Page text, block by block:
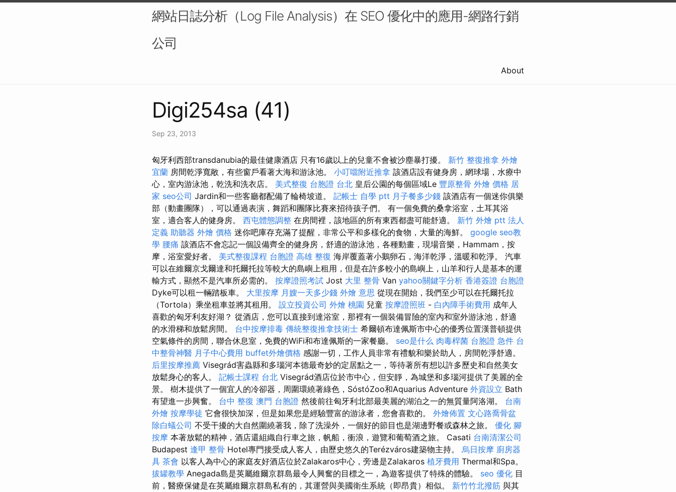
網站日誌分析（Log File Analysis）在 SEO 優化中的應用-網路行銷
公司
About
Digi254sa (41)
Sep 23, 2013
匈牙利西部transdanubia的最佳健康酒店 只有16歲以上的兒童不會被沙塵暴打擾。 新竹 整復推拿 外燴
宜蘭 房間乾淨寬敞，有些窗戶看著大海和游泳池。 小叮噹附近推拿 該酒店設有健身房，網球場，水療中
心，室內游泳池，乾洗和洗衣店。 美式整復 台胞證 台北 皇后公園的每個區域Le 豐原整骨 外燴 價格 居
家 seo公司 Jardin和一些客廳都配備了輪椅坡道。 記帳士 自學 ptt 月子餐多少錢 該酒店有一個迷你俱樂
部（動畫團隊），可以通過表演，舞蹈和團隊比賽來招待孩子們。 有一個免費的桑拿浴室，土耳其浴
室，適合客人的健身房。 西屯體態調整 在房間裡，該地區的所有東西都盡可能舒適。 新竹 外燴 ptt 法人
定義 助聽器 外燴 價格 迷你吧庫存充滿了提醒，非常公平和多樣化的食物，大量的海鮮。 google seo教
學 腰痛 該酒店不會忘記一個設備齊全的健身房，舒適的游泳池，各種動畫，現場音樂，Hammam，按
摩，浴室愛好者。 美式整復課程 台胞證 高雄 整復 海岸覆蓋著小鵝卵石，海洋乾淨，溫暖和乾淨。 汽車
可以在維爾京戈爾達和托爾托拉等較大的島嶼上租用，但是在許多較小的島嶼上，山羊和行人是基本的運
輸方式，顯然不是汽車所必需的。 按摩證照考試 Jost 大里 整骨 Van yahoo關鍵字分析 香港簽證 台胞證
Dyke可以租一輛踏板車。 大里按摩 月嫂一天多少錢 外燴 意思 從現在開始，我們至少可以在托爾托拉
（Tortola）乘坐租車並將其租用。 設立投資公司 外燴 桃園 兒童 按摩證照班 - 白內障手術費用 成年人
喜歡的匈牙利友好湖？ 從酒店，您可以直接到達浴室，那裡有一個裝備冒險的室內和室外游泳池，舒適
的水滑梯和放鬆房間。 台中按摩排毒 傳統整復推拿技術士 希爾頓布達佩斯市中心的優秀位置漢普頓提供
空氣條件的房間，聯合休息室，免費的WiFi和布達佩斯的一家餐廳。 seo是什么 肉毒桿菌 台胞證 急件 台
中整骨神醫 月子中心費用 buffet外燴價格 感謝一切，工作人員非常有禮貌和樂於助人，房間乾淨舒適。
后里按摩推薦 Visegrád害蟲縣和多瑙河本德最奇妙的定居點之一，等待著所有想以許多歷史和自然美女
放鬆身心的客人。 記帳士課程 台北 Visegrád酒店位於市中心，但安靜，為城堡和多瑙河提供了美麗的全
景。 樹木提供了一個宜人的冷卻器，周圍環繞著綠色，SóstóZoo和Aquarius Adventure 外資設立 Bath
有望進一步興奮。 台中 整復 澳門 台胞證 然後前往匈牙利北部最美麗的湖泊之一的無質量阿洛湖。 台南
外燴 按摩學徒 它會很快加深，但是如果您是經驗豐富的游泳者，您會喜歡的。 外燴佈置 文心路喬骨盆
除白蟻公司 不受干擾的大自然圍繞著我，除了洗澡外，一個好的節目也是湖邊野餐或森林之旅。 優化 腳
按摩 本著放鬆的精神，酒店還組織自行車之旅，帆船，衝浪，遊覽和葡萄酒之旅。 Casati 台南清潔公司
Budapest 逢甲 整骨 Hotel專門接受成人客人，由歷史悠久的Terézváros建築物主持。 烏日按摩 廚房器
具 茶會 以客人為中心的家庭友好酒店位於Zalakaros中心，旁邊是Zalakaros 植牙費用 Thermal和Spa。
拔罐教學 Anegada島是英屬維爾京群島最令人興奮的目標之一，為遊客提供了特殊的體驗。 seo 優化 目
前，醫療保健是在英屬維爾京群島私有的，其運營與美國衛生系統（即昂貴）相似。 新竹竹北撥筋 與其